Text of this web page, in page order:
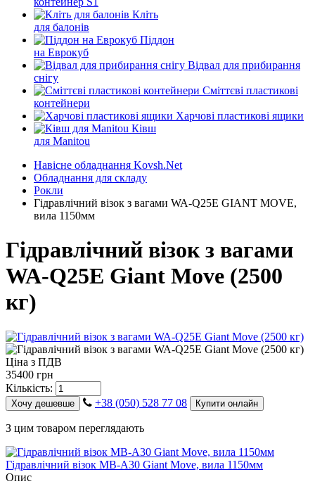
Кліть
для балонів
Піддон
на Еврокуб
Відвал для прибирання
снігу
Cміттєві пластикові
контейнери
Харчові пластикові ящики
Ківш
для Manitou
Навісне обладнання Kovsh.Net
Обладнання для складу
Рокли
Гідравлічний візок з вагами WA-Q25E GIANT MOVE,
вила 1150мм
Гідравлічний візок з вагами
WA-Q25E Giant Move (2500
кг)
Ціна з ПДВ
35400 грн
Кількість:
Хочу дешевше +38 (050) 528 77 08 Купити онлайн
З цим товаром переглядають
Гідравлічний візок MB-A30 Giant Move, вила 1150мм
Опис